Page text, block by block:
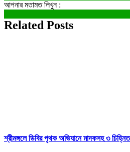
আপনার মতামত লিখুন :
Related Posts
শ্রীমঙ্গলে ডিবির পৃথক অভিযানে মাদকসহ ৩